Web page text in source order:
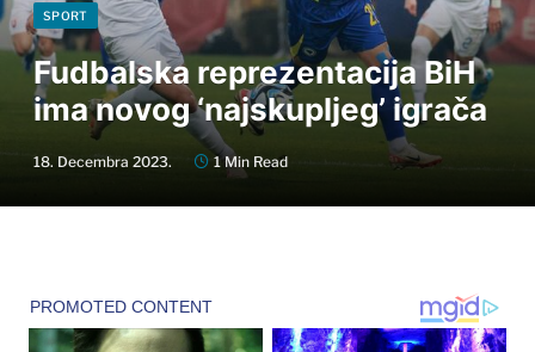
SPORT
Fudbalska reprezentacija BiH
ima novog ‘najskupljeg’ igrača
18. Decembra 2023. 1 Min Read